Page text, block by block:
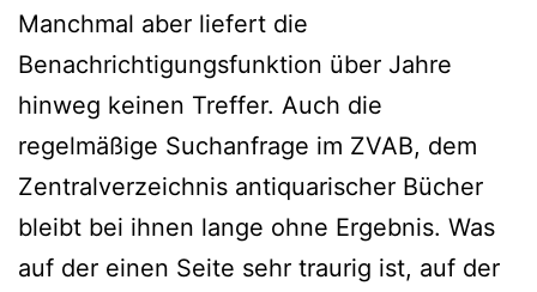
Manchmal aber liefert die
Benachrichtigungsfunktion über Jahre
hinweg keinen Treffer. Auch die
regelmäßige Suchanfrage im ZVAB, dem
Zentralverzeichnis antiquarischer Bücher
bleibt bei ihnen lange ohne Ergebnis. Was
auf der einen Seite sehr traurig ist, auf der